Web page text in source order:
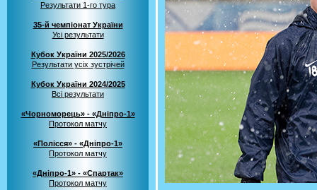
Результати 1-го тура
35-й чемпіонат України
Усі результати
Кубок України 2025/2026
Результати усіх зустрічей
Кубок України 2024/2025
Всі результати
«Чорноморець» - «Дніпро-1»
Протокол матчу
«Полісся» - «Дніпро-1»
Протокол матчу
«Дніпро-1» - «Спартак»
Протокол матчу